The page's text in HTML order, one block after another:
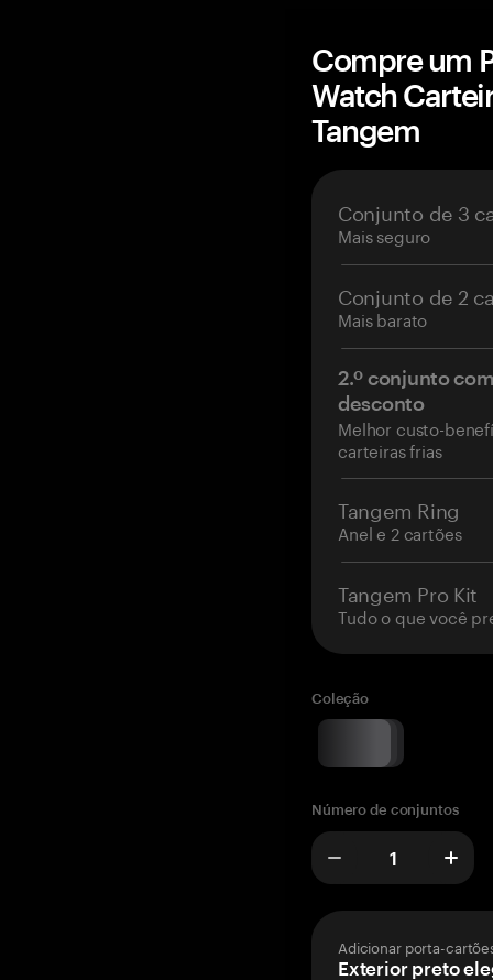
Compre um
Watch
Tangem
Conjunto de 3
Mais seguro
Conjunto de 2
Mais barato
2.º conjunto
desconto
Melhor custo-
carteiras frias
Tangem Ring
Anel e 2 cartões
Tangem Pro Kit
Tudo o que você
Coleção
Número de conjuntos
Adicionar porta-
Exterior preto